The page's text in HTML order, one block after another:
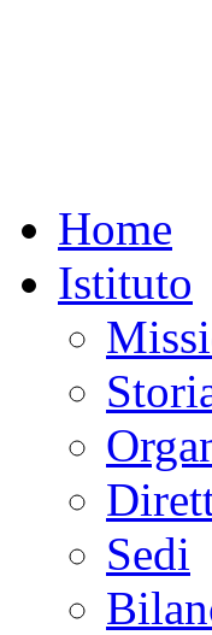
Home
Istituto
Sedi